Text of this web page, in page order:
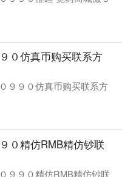
０仿真币购买联系方
９９０仿真币购买联系方
０精仿RMB精仿钞联
９９０精仿RMB精仿钞联